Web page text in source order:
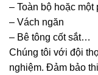
– Toàn bộ hoặc một
– Vách ngăn
– Bê tông cốt sắt…
Chúng tôi với đội
nghiệm. Đảm bảo